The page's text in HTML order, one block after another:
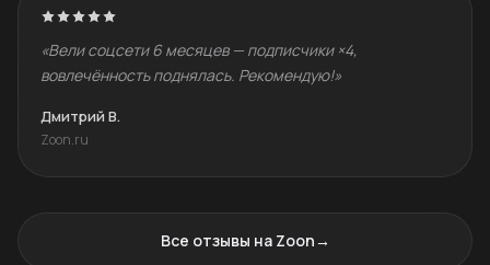
«Вели соцсети 6 месяцев — подписчики ×4,
вовлечённость поднялась. Рекомендую!»
Дмитрий В.
Zoon.ru
Все отзывы на Zoon→